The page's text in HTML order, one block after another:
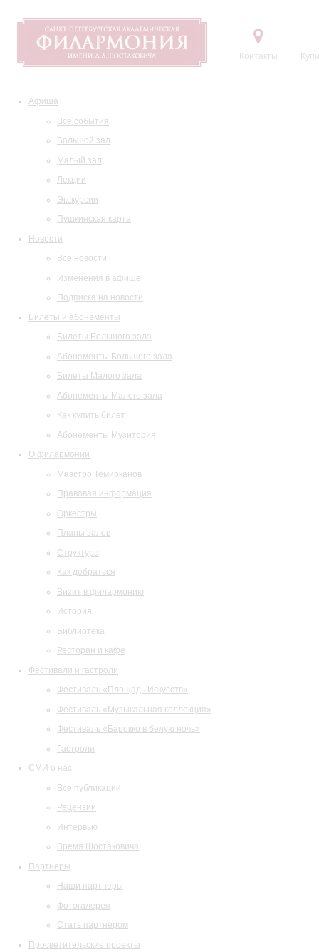
Контакты
Афиша
Все события
Большой зал
Малый зал
Лекции
Экскурсии
Пушкинская карта
Новости
Все новости
Изменения в афише
Подписка на новости
Билеты и абонементы
Билеты Большого зала
Абонементы Большого зала
Билеты Малого зала
Абонементы Малого зала
Как купить билет
Абонементы Музитория
О филармонии
Маэстро Темирканов
Правовая информация
Оркестры
Планы залов
Структура
Как добраться
Визит в филармонию
История
Библиотека
Ресторан и кафе
Фестивали и гастроли
Фестиваль «Площадь Искусств»
Фестиваль «Музыкальная коллекция»
Фестиваль «Барокко в белую ночь»
Гастроли
СМИ о нас
Все публикации
Рецензии
Интервью
Время Шостаковича
Партнеры
Наши партнеры
Фотогалерея
Стать партнером
Просветительские проекты